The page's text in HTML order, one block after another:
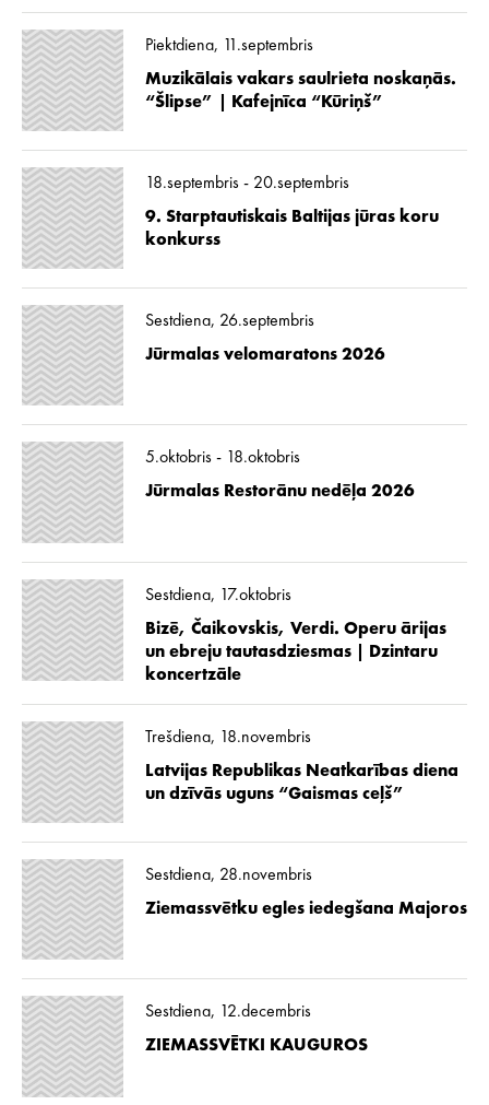
Piektdiena, 11.septembris
Muzikālais vakars saulrieta noskaņās.
“Šlipse” | Kafejnīca “Kūriņš”
18.septembris - 20.septembris
9. Starptautiskais Baltijas jūras koru
konkurss
Sestdiena, 26.septembris
Jūrmalas velomaratons 2026
5.oktobris - 18.oktobris
Jūrmalas Restorānu nedēļa 2026
Sestdiena, 17.oktobris
Bizē, Čaikovskis, Verdi. Operu ārijas
un ebreju tautasdziesmas | Dzintaru
koncertzāle
Trešdiena, 18.novembris
Latvijas Republikas Neatkarības diena
un dzīvās uguns “Gaismas ceļš”
Sestdiena, 28.novembris
Ziemassvētku egles iedegšana Majoros
Sestdiena, 12.decembris
ZIEMASSVĒTKI KAUGUROS